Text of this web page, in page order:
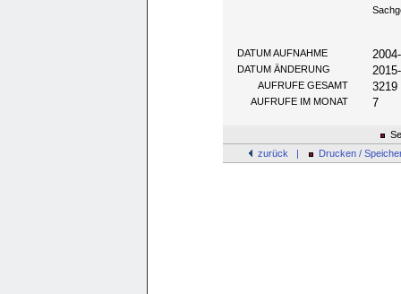
DATUM AUFNAHME
DATUM ÄNDERUNG
AUFRUFE GESAMT 3219
AUFRUFE IM MONAT 7
zurück |
Drucken /